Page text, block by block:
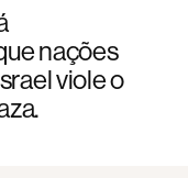
nações
viole o